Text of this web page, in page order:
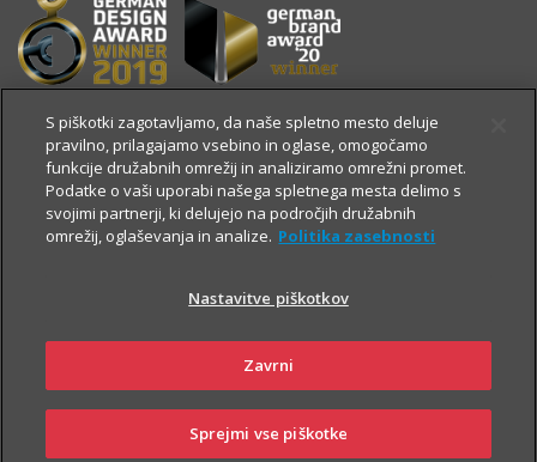
OSTALE STRANI
S piškotki zagotavljamo, da naše spletno mesto deluje
pravilno, prilagajamo vsebino in oglase, omogočamo
funkcije družabnih omrežij in analiziramo omrežni promet.
Podatke o vaši uporabi našega spletnega mesta delimo s
svojimi partnerji, ki delujejo na področjih družabnih
omrežij, oglaševanja in analize. Politika zasebnosti
Nastavitve piškotkov
Zavrni
Sprejmi vse piškotke